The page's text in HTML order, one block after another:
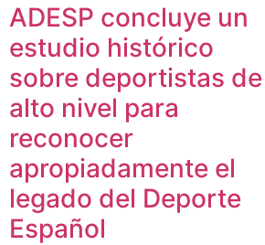
ADESP concluye un
estudio histórico
sobre deportistas de
alto nivel para
reconocer
apropiadamente el
legado del Deporte
Español